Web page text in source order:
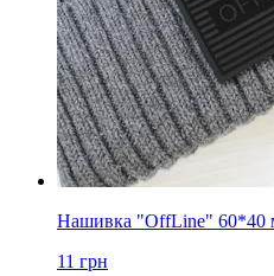
Нашивка "OffLine" 60*40
11 грн